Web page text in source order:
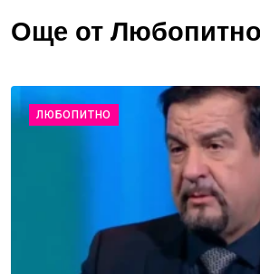
Още от Любопитно
ЛЮБОПИТНО